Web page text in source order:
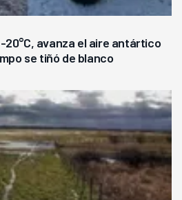
20°C, avanza el aire antártico
se tiñó de blanco